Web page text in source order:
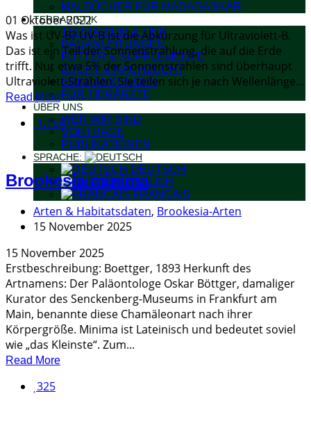
MALBÜCHER FÜR MADAGASKAR
TERRARISTIK
TERRARIUM & TIER
BAUANLEITUNGEN
FUTTER & SUPPLEMENTE
ZUCHT & NACHZUCHT
ERKRANKUNGEN
FÜR TIERÄRZTE
ÜBER UNS
WER WIR SIND
VORTRÄGE
PUBLIKATIONEN
SPRACHE:
DEUTSCH
ENGLISH
FRANÇAIS
01 Oktober 2022
Was ist UV-B? UV-B ist die Abkürzung für Ultraviolett-B.
Das ist ein Teil der Sonnenstrahlung, die auf die Erde
trifft. Nur etwa 5% der Sonnenstrahlen sind überhaupt
Ultraviolett-Strahlen. Sie teilen sich je nach Wellenlänge...
Read More
1.15K
Brookesia minima
Arten & Habitatsdaten, Brookesia-Arten
15 November 2025
15 November 2025
Erstbeschreibung: Boettger, 1893 Herkunft des
Artnamens: Der Paläontologe Oskar Böttger, damaliger
Kurator des Senckenberg-Museums in Frankfurt am
Main, benannte diese Chamäleonart nach ihrer
Körpergröße. Minima ist Lateinisch und bedeutet soviel
wie „das Kleinste“. Zum...
Read More
325